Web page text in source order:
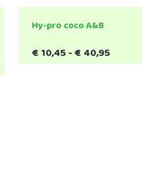
Hy-pro coco A&B
€ 10,45-€ 40,95
€10,45
Dit
product